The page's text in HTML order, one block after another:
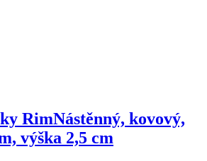
RimNástěnný, kovový,
výška 2,5 cm